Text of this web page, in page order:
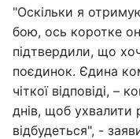
"Оскільки я
бою, ось коротке
підтвердили, що
поєдинок. Єдина
чіткої відповіді, –
днів, щоб ухвалити
відбудеться", -